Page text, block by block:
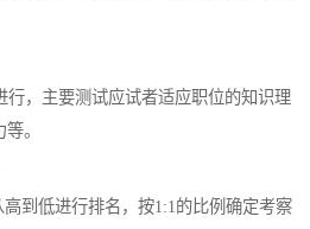
行，主要测试应试者适应职位的知识理
。
到低进行排名，按1:1的比例确定考察